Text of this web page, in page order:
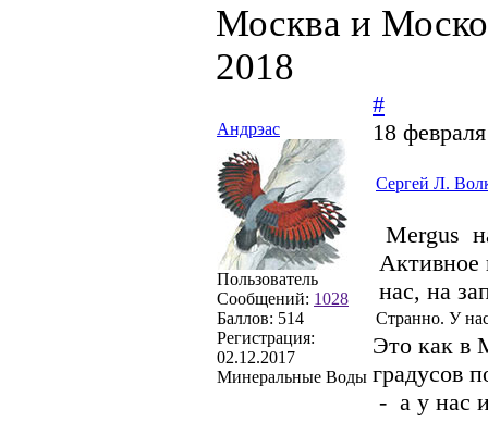
Москва и
2018
Андрэас
Пользователь
Сообщений: 1028
Баллов: 514
Регистрация:
02.12.2017
Минеральные Воды
#
18
Сергей Л.
Mergus
нас, на
Странно. У
Это как в
градусов
- а у нас